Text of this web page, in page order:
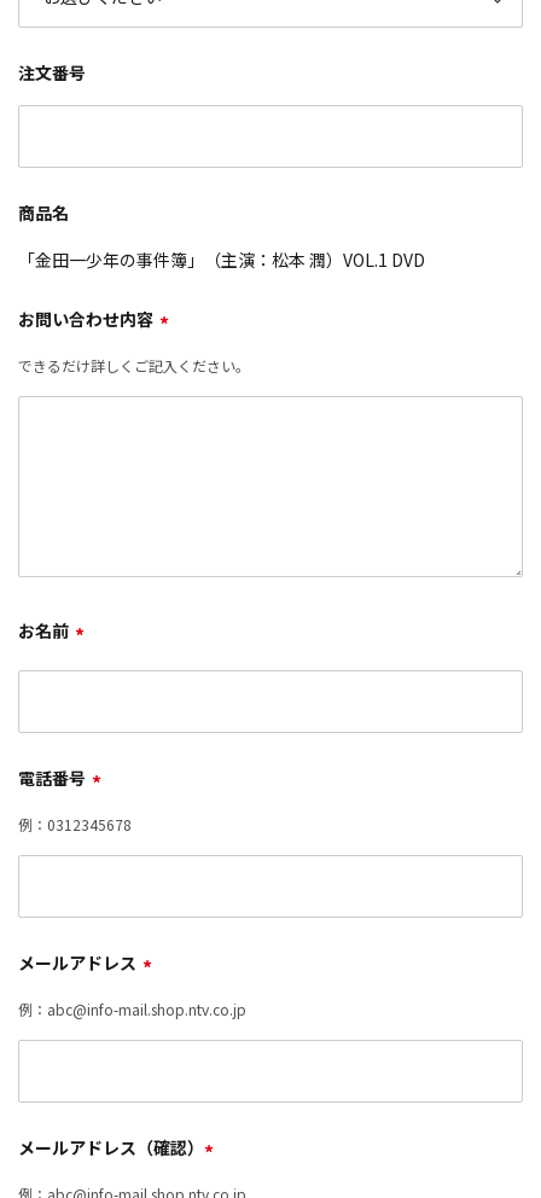
注文番号
商品名
「金田一少年の事件簿」（主演：松本 潤）VOL.1 DVD
お問い合わせ内容 *
できるだけ詳しくご記入ください。
お名前 *
電話番号 *
例：0312345678
メールアドレス *
例：abc@info-mail.shop.ntv.co.jp
メールアドレス（確認） *
例：abc@info-mail.shop.ntv.co.jp